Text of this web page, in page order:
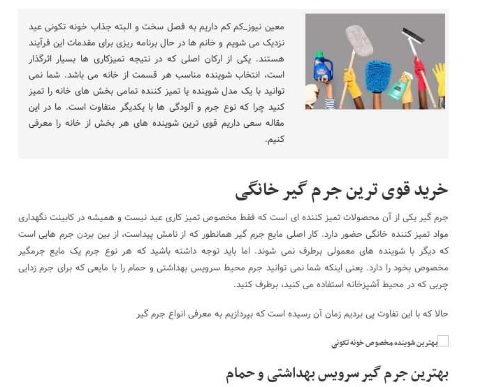
معین نیوز_کم کم داریم به فصل سخت و البته جذاب خونه تکونی عید
نزدیک می شویم و خانم ها در حال برنامه ریزی برای مقدمات این فرآیند
هستند. یکی از ارکان اصلی که در نتیجه تمیزکاری ها بسیار اثرگذار
است، انتخاب شوینده مناسب هر قسمت از خانه می باشد. شما نمی
توانید با یک مدل شوینده یا تمیز کننده تمامی بخش های خانه را تمیز
کنید چرا که نوع جرم و آلودگی ها با یکدیگر متفاوت است. ما در این
مقاله سعی داریم قوی ترین شوینده های هر بخش از خانه را معرفی
کنیم.
خرید قوی ترین جرم گیر خانگی
جرم گیر یکی از آن محصولات تمیز کننده ای است که فقط مخصوص تمیز کاری عید نیست و همیشه در کابینت نگهداری
مواد تمیز کننده خانگی حضور دارد. کار اصلی مایع جرم گیر همانطور که از نامش پیداست، از بین بردن جرم هایی است
که دیگر با شوینده های معمولی برطرف نمی شوند. اما باید توجه داشته باشید که هر نوع جرم یک مایع جرمگیر
مخصوص بخود را دارد. یعنی اینکه شما نمی توانید جرم محیط سرویس بهداشتی و حمام را با مایعی که برای جرم زدایی
چربی که در محیط آشپزخانه استفاده می کنید، برطرف کنید.
حالا که با این تفاوت پی بردیم زمان آن رسیده است که بپردازیم به معرفی انواع جرم گیر
بهترین جرم گیر سرویس بهداشتی و حمام